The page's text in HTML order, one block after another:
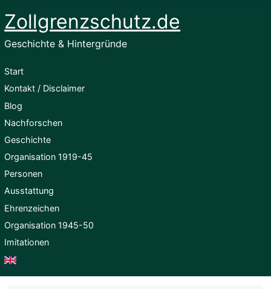
Zollgrenzschutz.de
Geschichte & Hintergründe
Start
Kontakt / Disclaimer
Blog
Nachforschen
Geschichte
Organisation 1919-45
Personen
Ausstattung
Ehrenzeichen
Organisation 1945-50
Imitationen
English